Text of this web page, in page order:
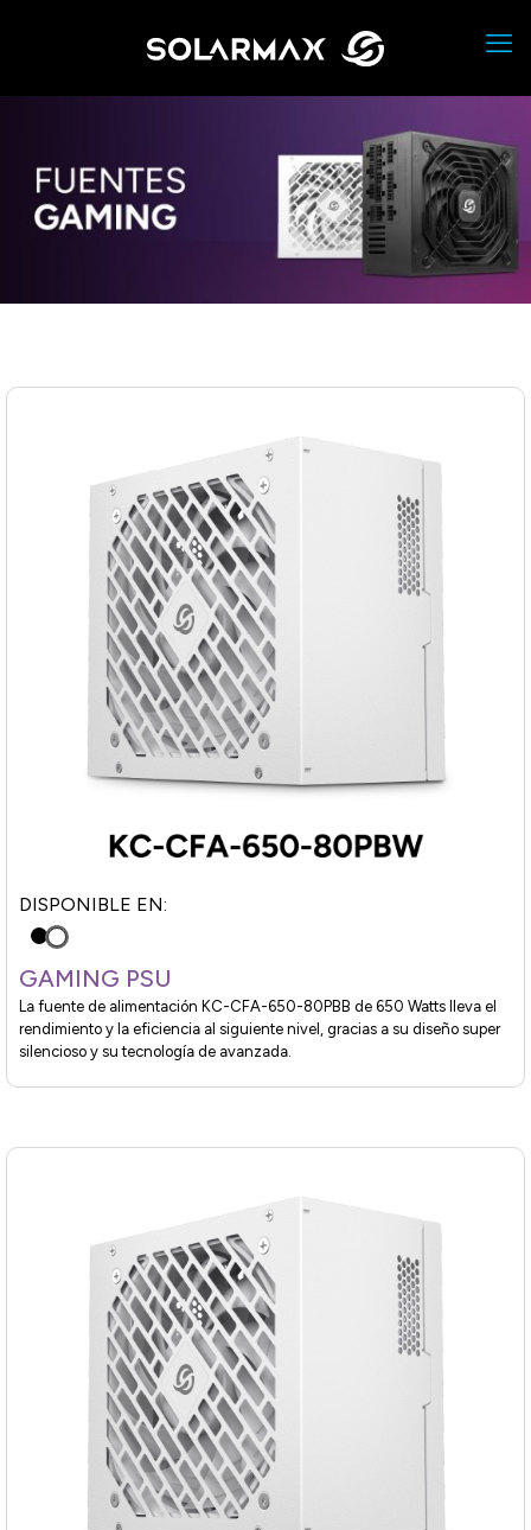
DISPONIBLE EN:
GAMING PSU
La fuente de alimentación KC-CFA-650-80PBB de 650 Watts lleva el
rendimiento y la eficiencia al siguiente nivel, gracias a su diseño super
silencioso y su tecnología de avanzada.